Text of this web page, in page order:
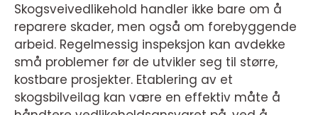
Skogsveivedlikehold handler ikke bare om å
reparere skader, men også om forebyggende
arbeid. Regelmessig inspeksjon kan avdekke
små problemer før de utvikler seg til større,
kostbare prosjekter. Etablering av et
skogsbilveilag kan være en effektiv måte å